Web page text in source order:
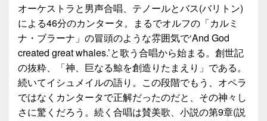
オーケストラと男声合唱、テノールとバス(バリトン)
による46分のカンタータ。まるでオルフの「カルミ
ナ・ブラーナ」の冒頭のような雰囲気で‘And God
created great whales.’と歌う合唱から始まる。創世記
の抜粋、「神、巨なる鯨を創造りたまえり」である。
続いてイシュメイルの語り。この段階でもう、オペラ
ではなくカンタータで正解だったのだと、その神々し
さに驚くだろう。続く合唱は賛美歌、小説の第9章(説